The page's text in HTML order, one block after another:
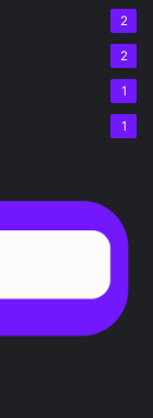
2
2
1
1